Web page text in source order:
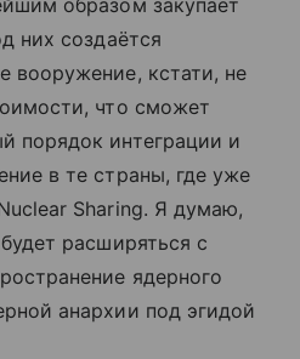
них создаётся
вооружение, кстати, не
что сможет
порядок интеграции и
в те страны, где уже
Sharing. Я думаю,
расширяться с
ядерного
анархии под эгидой